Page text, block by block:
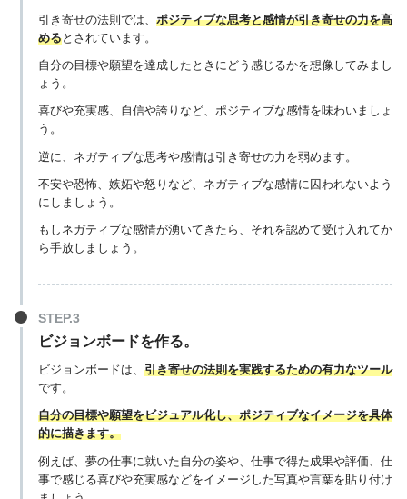
引き寄せの法則では、 ポジティブな思考と感情が引き寄せの力を高
めるとされています。
自分の目標や願望を達成したときにどう感じるかを想像してみまし
ょう。
喜びや充実感、自信や誇りなど、ポジティブな感情を味わいましょ
う。
逆に、ネガティブな思考や感情は引き寄せの力を弱めます。
不安や恐怖、嫉妬や怒りなど、ネガティブな感情に囚われないよう
にしましょう。
もしネガティブな感情が湧いてきたら、それを認めて受け入れてか
ら手放しましょう。
ビジョンボードを作る。
ビジョンボードは、 引き寄せの法則を実践するための有力なツール
です。
自分の目標や願望をビジュアル化し、ポジティブなイメージを具体
的に描きます。
例えば、夢の仕事に就いた自分の姿や、仕事で得た成果や評価、仕
事で感じる喜びや充実感などをイメージした写真や言葉を貼り付け